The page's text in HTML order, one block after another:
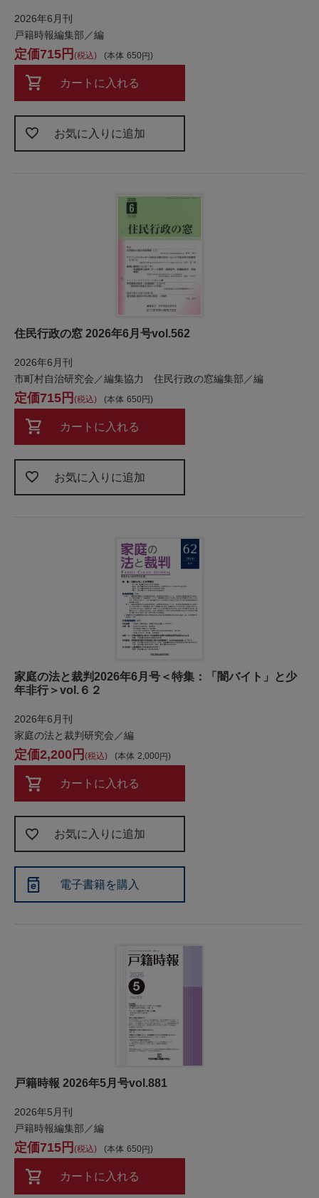
2026年6月刊
戸籍時報編集部／編
本体 650
715 税込
カートに入れる
お気に入りに追加
住民行政の窓 2026年6月号vol.562
2026年6月刊
市町村自治研究会／編集協力 住民行政の窓編集部／編
本体 650
715 税込
カートに入れる
お気に入りに追加
家庭の法と裁判2026年6月号＜特集：「闇バイト」と少
年非行＞vol.６２
2026年6月刊
家庭の法と裁判研究会／編
本体 2,000
2,200 税込
カートに入れる
お気に入りに追加
電子書籍を購入
戸籍時報 2026年5月号vol.881
2026年5月刊
戸籍時報編集部／編
本体 650
715 税込
カートに入れる